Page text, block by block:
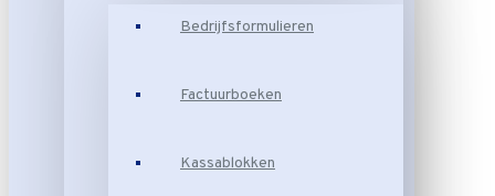
Bedrijfsformulieren
Factuurboeken
Kassablokken